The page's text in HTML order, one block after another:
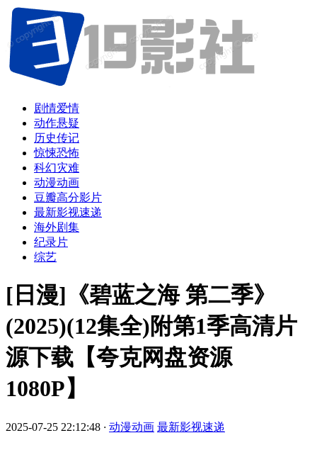
剧情爱情
动作悬疑
历史传记
惊悚恐怖
科幻灾难
动漫动画
豆瓣高分影片
最新影视速递
海外剧集
纪录片
综艺
[日漫]《碧蓝之海 第二季》
(2025)(12集全)附第1季高清片
源下载【夸克网盘资源
1080P】
2025-07-25 22:12:48 · 动漫动画 最新影视速递